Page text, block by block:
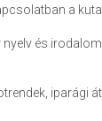
a
nyelv és
iparági